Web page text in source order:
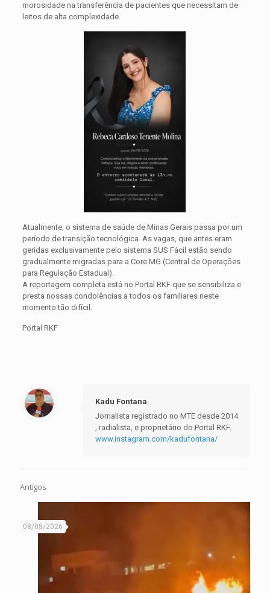
morosidade na transferência de pacientes que necessitam de
leitos de alta complexidade.
Atualmente, o sistema de saúde de Minas Gerais passa por um
período de transição tecnológica. As vagas, que antes eram
geridas exclusivamente pelo sistema SUS Fácil estão sendo
gradualmente migradas para a Core MG (Central de Operações
para Regulação Estadual).
A reportagem completa está no Portal RKF que se sensibiliza e
presta nossas condolências a todos os familiares neste
momento tão difícil.
Portal RKF
Kadu Fontana
Jornalista registrado no MTE desde 2014
, radialista, e proprietário do Portal RKF.
www.instagram.com/kadufontana/
Antigos
08/08/2026